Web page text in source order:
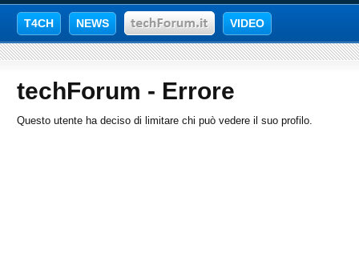
T4CH NEWS VIDEO
techForum - Errore
Questo utente ha deciso di limitare chi può vedere il suo profilo.